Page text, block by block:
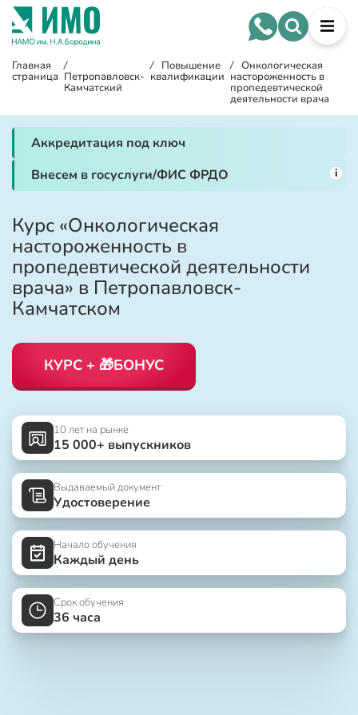
Главная
страница
/
Петропавловск-
Камчатский
/ Повышение
квалификации
/ Онкологическая
настороженность в
пропедевтической
деятельности врача
Аккредитация под ключ
Внесем в госуслуги/ФИС ФРДО
i
Курс «Онкологическая
настороженность в
пропедевтической деятельности
врача» в Петропавловск-
Камчатском
КУРС + 🎁БОНУС
10 лет на рынке
15 000+ выпускников
Выдаваемый документ
Удостоверение
Начало обучения
Каждый день
Срок обучения
36 часа